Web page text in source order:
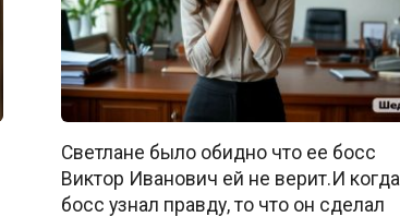
Светлане было обидно что ее босс
Виктор Иванович ей не верит.И когда
босс узнал правду, то что он сделал